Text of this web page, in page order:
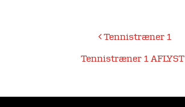
IndlægsnavigationTennistræner 1
Tennistræner 1 AFLYST